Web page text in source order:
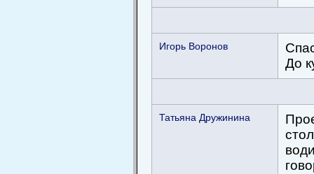
Игорь Воронов
До
Татьяна Дружинина